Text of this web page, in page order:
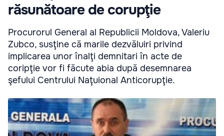
răsunătoare de corupţie
Procurorul General al Republicii Moldova, Valeriu
Zubco, susţine că marile dezvăluiri privind
implicarea unor înalţi demnitari în acte de
coripţie vor fi făcute abia după desemnarea
şefului Centrului Naţuional Anticorupţie.